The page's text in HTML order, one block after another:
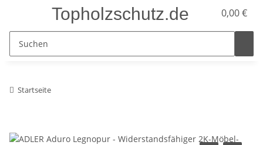
Topholzschutz.de 0,00 €
Startseite